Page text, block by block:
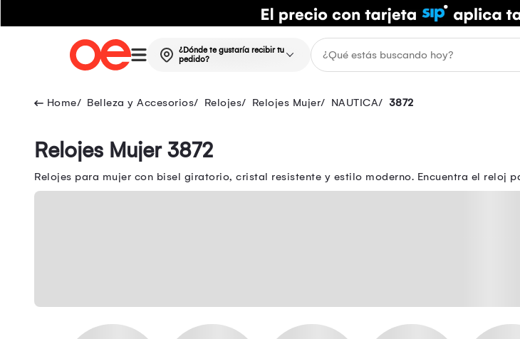
¿Dónde te gustaría recibir tu
pedido?
Belleza y Accesorios Relojes Relojes Mujer NAUTICA 3872
Relojes Mujer 3872
Relojes para mujer con bisel giratorio, cristal resistente y estilo moderno. Encuentra el reloj